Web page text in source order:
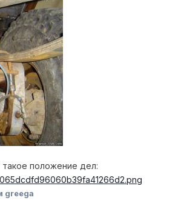
положение дел:
greega